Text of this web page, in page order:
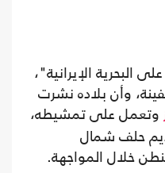
البحرية الإيرانية"،
إنه تم تدمير نحو 150 سفينة، وأن بلاده نشرت
وتعمل على تمشيطه،
حلف شمال
خلال المواجهة.